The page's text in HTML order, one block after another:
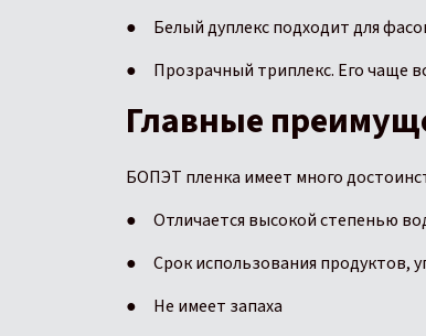
●
Белый дуплекс подходит для
●
Прозрачный триплекс. Его чаще
Главные
БОПЭТ пленка имеет много
●
Отличается высокой степенью
●
Срок использования продуктов,
●
Не имеет запаха